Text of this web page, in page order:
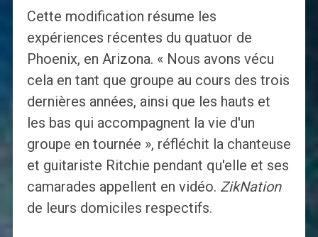
Cette modification résume les
expériences récentes du quatuor de
Phoenix, en Arizona. « Nous avons vécu
cela en tant que groupe au cours des trois
dernières années, ainsi que les hauts et
les bas qui accompagnent la vie d'un
groupe en tournée », réfléchit la chanteuse
et guitariste Ritchie pendant qu'elle et ses
camarades appellent en vidéo. ZikNation
de leurs domiciles respectifs.